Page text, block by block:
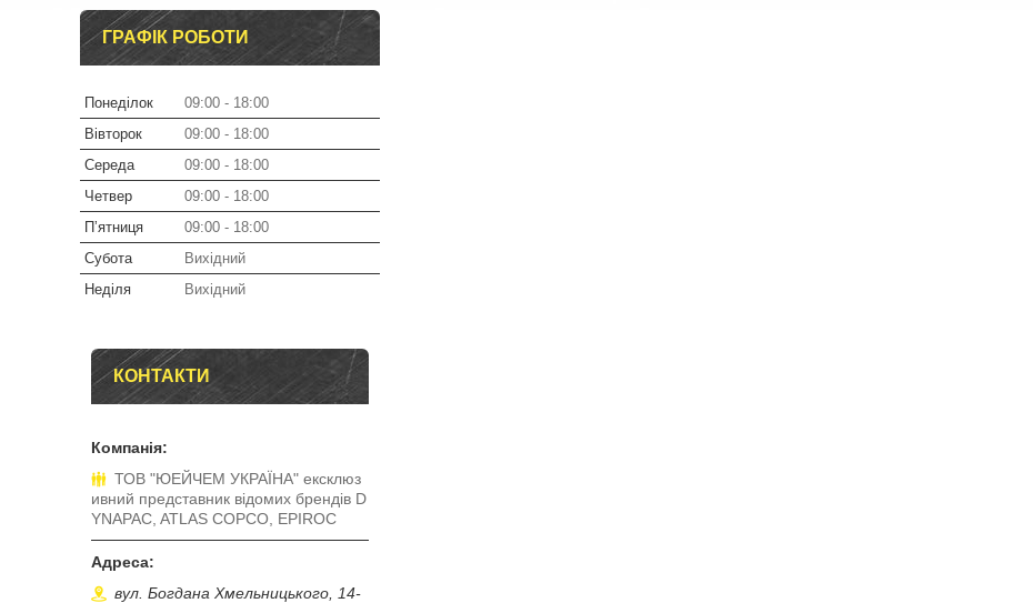
ГРАФІК РОБОТИ
Понеділок 09:00
18:00
Вівторок
09:00
18:00
Середа
09:00
18:00
Четвер
09:00
18:00
Пʼятниця
09:00
18:00
Субота
Вихідний
Неділя
Вихідний
КОНТАКТИ
ТОВ "ЮЕЙЧЕМ УКРАЇНА" ексклюз
ивний представник відомих брендів D
YNAPAC, ATLAS COPCO, EPIROC
вул. Богдана Хмельницького, 14-